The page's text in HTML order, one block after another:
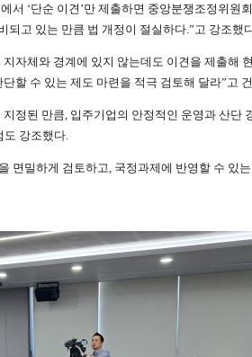
서 ‘단순 이견’만 제출하면 중앙분쟁조정위원
고 있는 만큼 법 개정이 절실하다.”고 강조했
자체와 경계에 있지 않는데도 이견을 제출해
할 수 있는 제도 마련을 적극 검토해 달라”고
정된 만큼, 입주기업의 안정적인 운영과 산단
강조했다.
면밀하게 검토하고, 국정과제에 반영할 수 있